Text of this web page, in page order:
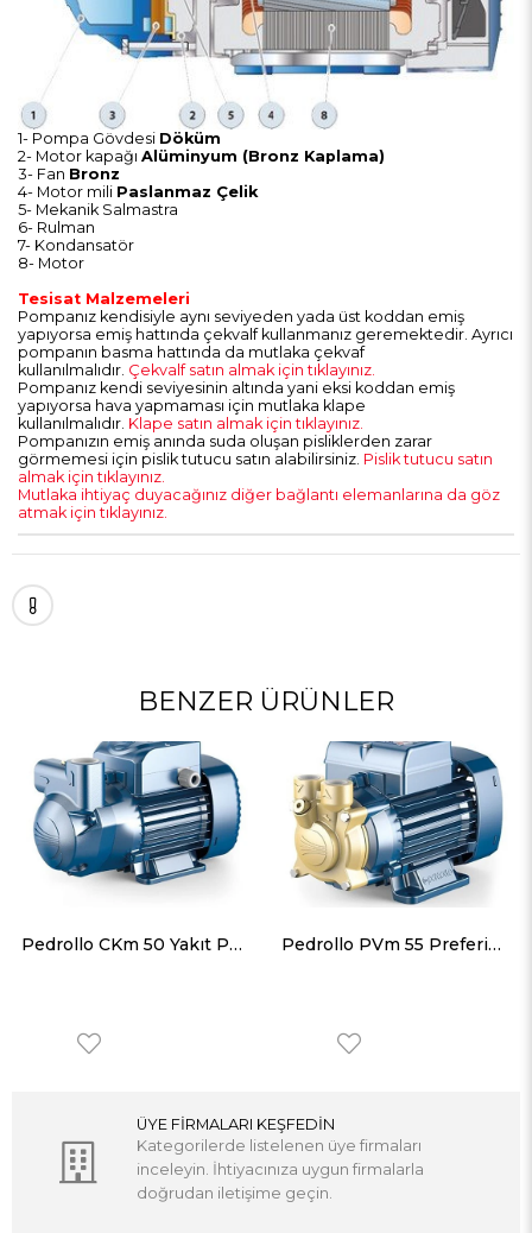
1- Pompa Gövdesi Döküm
2- Motor kapağı Alüminyum (Bronz Kaplama)
3- Fan Bronz
4- Motor mili Paslanmaz Çelik
5- Mekanik Salmastra
6- Rulman
7- Kondansatör
8- Motor
Tesisat Malzemeleri
Pompanız kendisiyle aynı seviyeden yada üst koddan emiş
yapıyorsa emiş hattında çekvalf kullanmanız geremektedir. Ayrıcı
pompanın basma hattında da mutlaka çekvaf
kullanılmalıdır. Çekvalf satın almak için tıklayınız.
Pompanız kendi seviyesinin altında yani eksi koddan emiş
yapıyorsa hava yapmaması için mutlaka klape
kullanılmalıdır. Klape satın almak için tıklayınız.
Pompanızın emiş anında suda oluşan pisliklerden zarar
görmemesi için pislik tutucu satın alabilirsiniz. Pislik tutucu satın
almak için tıklayınız.
Mutlaka ihtiyaç duyacağınız diğer bağlantı elemanlarına da göz
atmak için tıklayınız.
BENZER ÜRÜNLER
Pedrollo CKm 50 Yakıt Pompası Monofaze (220 Volt) 0.5 Hp 35 mss Pedrollo PVm 55 Preferikal Bronz Gövdeli Pompa Monofaze (220 Volt) 0.25 Hp 42 mss
ÜYE FİRMALARI KEŞFEDİN
Kategorilerde listelenen üye firmaları
inceleyin. İhtiyacınıza uygun firmalarla
doğrudan iletişime geçin.